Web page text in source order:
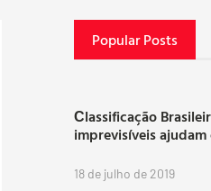
Popular Posts
Сlassificação
imprevisíveis ajudam
18 de julho de 2019